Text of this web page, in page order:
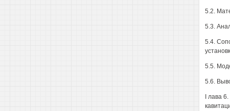
5.2.
5.3.
5.4.
5.5.
5.6.
I лава